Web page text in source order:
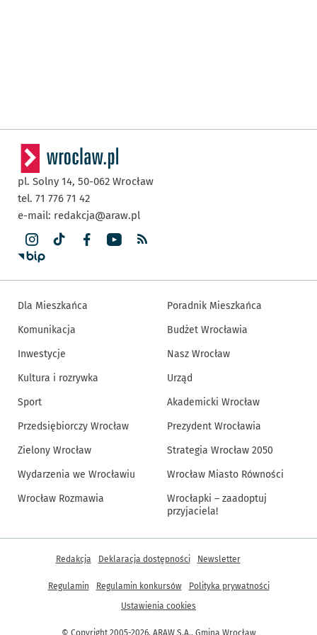
pl. Solny 14, 50-062 Wrocław
tel. 71 776 71 42
e-mail: redakcja@araw.pl
Dla Mieszkańca
Komunikacja
Inwestycje
Kultura i rozrywka
Sport
Przedsiębiorczy Wrocław
Zielony Wrocław
Wydarzenia we Wrocławiu
Wrocław Rozmawia
Poradnik Mieszkańca
Budżet Wrocławia
Nasz Wrocław
Urząd
Akademicki Wrocław
Prezydent Wrocławia
Strategia Wrocław 2050
Wrocław Miasto Równości
Wrocłapki – zaadoptuj
przyjaciela!
© Copyright 2005-2026, ARAW S.A., Gmina Wrocław
Inne informacje
Redakcja Deklaracja dostępności Newsletter
Regulamin Regulamin konkursów
Polityka prywatności
Ustawienia cookies